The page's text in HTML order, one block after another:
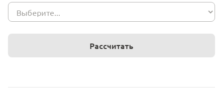
Рассчитать